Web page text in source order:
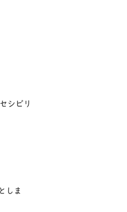
シビリ
しま